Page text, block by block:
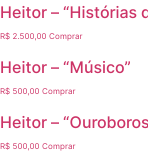
Heitor – “Histórias
R$ 2.500,00 Comprar
Heitor – “Músico”
R$ 500,00 Comprar
Heitor –
R$ 500,00 Comprar